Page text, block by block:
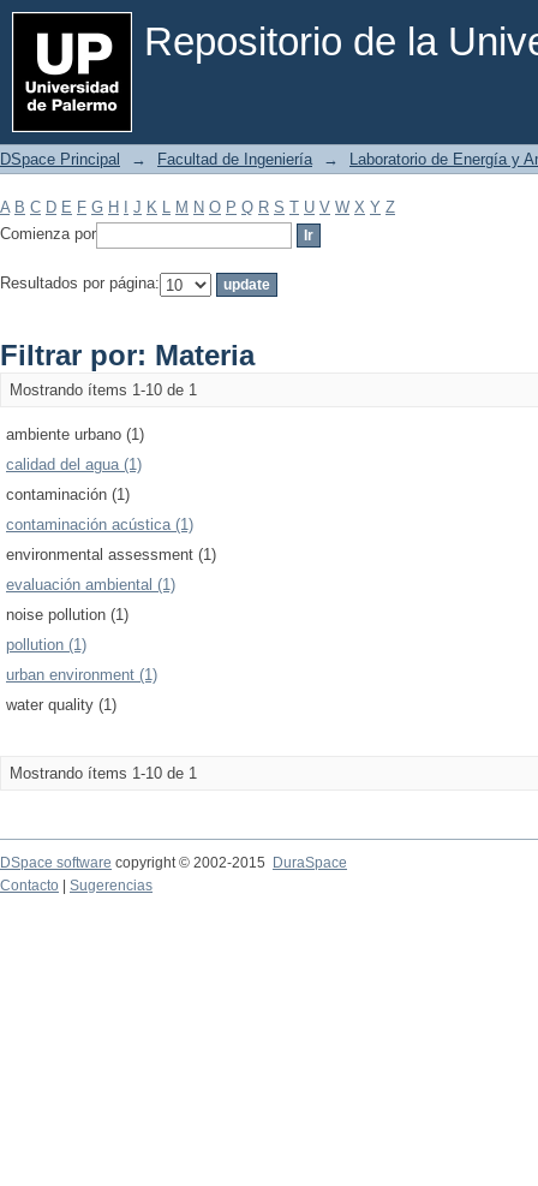
Repositorio de la
Filtrar por: Materia
DSpace Principal → Facultad de Ingeniería → Laboratorio de Energía y
A B C D E F G H J K L M N O P Q R S T U V W X Y Z
Comienza por
Resultados por página:
Filtrar por: Materia
Mostrando ítems 1-10 de 1
ambiente urbano (1)
calidad del agua (1)
contaminación (1)
contaminación acústica (1)
environmental assessment (1)
evaluación ambiental (1)
noise pollution (1)
pollution (1)
urban environment (1)
water quality (1)
Mostrando ítems 1-10 de 1
DSpace software copyright © 2002-2015
DuraSpace
Contacto
Sugerencias